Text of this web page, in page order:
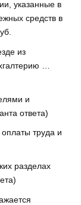
указанные в
средств в
из
…
и
ответа)
труда и
разделах